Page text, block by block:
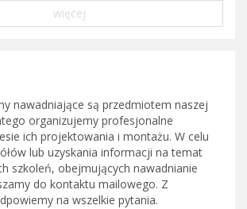
więcej
nawadniające są przedmiotem naszej
organizujemy profesjonalne
ich projektowania i montażu. W celu
lub uzyskania informacji na temat
szkoleń, obejmujących nawadnianie
do kontaktu mailowego. Z
na wszelkie pytania.